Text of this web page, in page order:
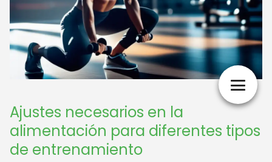
Ajustes necesarios en la
alimentación para diferentes tipos
de entrenamiento